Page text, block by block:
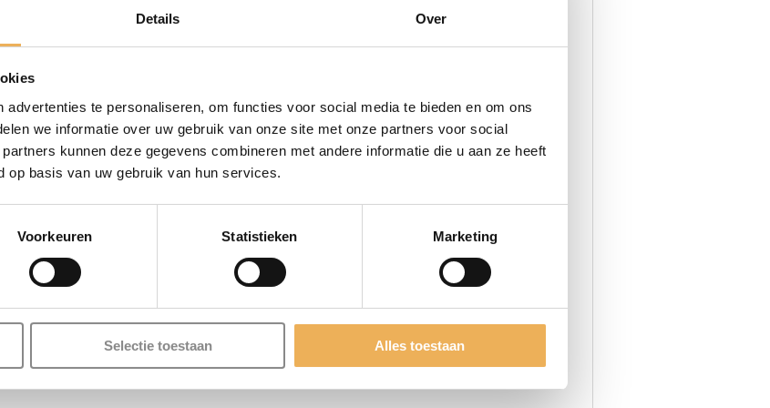
Details Over
advertenties te personaliseren, om functies voor social media te bieden en om ons
we informatie over uw gebruik van onze site met onze partners voor social
kunnen deze gegevens combineren met andere informatie die u aan ze heeft
op basis van uw gebruik van hun services.
Voorkeuren Statistieken Marketing
Selectie toestaan Alles toestaan
u gekozen kleur te geven. Quick verouderingsbeits dient altijd van een
of een lak).
korrel 100/120/150) en vetvrij zijn. De beits opbrengen met een kwast,
verdelen met een doek of spons. Daarna goed laten drogen en vervolgens